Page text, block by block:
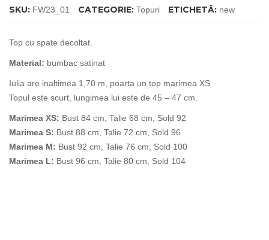
SKU: FW23_01 CATEGORIE: Topuri ETICHETĂ: new
Top cu spate decoltat.
Material: bumbac satinat
Iulia are inaltimea 1,70 m, poarta un top marimea XS
Topul este scurt, lungimea lui este de 45 – 47 cm.
Marimea XS: Bust 84 cm, Talie 68 cm, Sold 92
Marimea S: Bust 88 cm, Talie 72 cm, Sold 96
Marimea M: Bust 92 cm, Talie 76 cm, Sold 100
Marimea L: Bust 96 cm, Talie 80 cm, Sold 104